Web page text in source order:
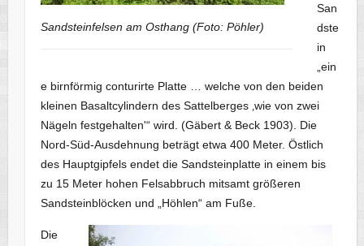
Sandsteinfelsen am Osthang (Foto: Pöhler)
San
dste
in
„ein
e birnförmig conturirte Platte … welche von den beiden
kleinen Basaltcylindern des Sattelberges ‚wie von zwei
Nägeln festgehalten'“ wird. (Gäbert & Beck 1903). Die
Nord-Süd-Ausdehnung beträgt etwa 400 Meter. Östlich
des Hauptgipfels endet die Sandsteinplatte in einem bis
zu 15 Meter hohen Felsabbruch mitsamt größeren
Sandsteinblöcken und „Höhlen“ am Fuße.
Die